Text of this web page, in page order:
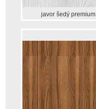
javor šedý premium